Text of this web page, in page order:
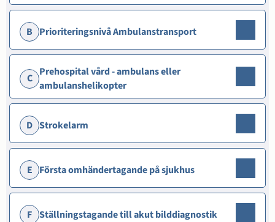
B Prioriteringsnivå Ambulanstransport
C
Prehospital vård - ambulans eller
ambulanshelikopter
D Strokelarm
E Första omhändertagande på sjukhus
F Ställningstagande till akut bilddiagnostik